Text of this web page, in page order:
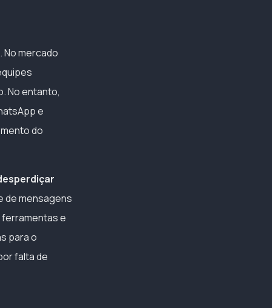
mercado
No entanto,
e
do
de mensagens
e
para o
falta de